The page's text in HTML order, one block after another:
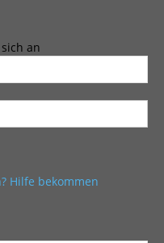
an
Hilfe bekommen